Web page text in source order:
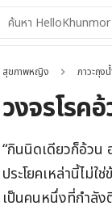
สุขภาพหญิง ภาวะถุง
วงจรโรค
“กินนิดเดียวก็อ้วน
ประโยคเหล่านี้ไม่
เป็นคนหนึ่งที่กำลัง